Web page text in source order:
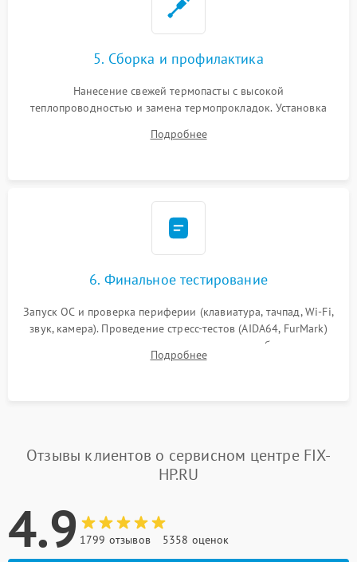
5. Сборка и профилактика
Нанесение свежей термопасты с высокой
теплопроводностью и замена термопрокладок. Установка
шлейфов, модулей памяти и накопителей. Предварительная
Подробнее
6. Финальное тестирование
Запуск ОС и проверка периферии (клавиатура, тачпад, Wi-Fi,
звук, камера). Проведение стресс-тестов (AIDA64, FurMark)
для контроля температурного режима и стабильности
системы под пиковой нагрузкой.
Подробнее
Отзывы клиентов о сервисном центре FIX-
HP.RU
4.9 1799 отзывов 5358 оценок